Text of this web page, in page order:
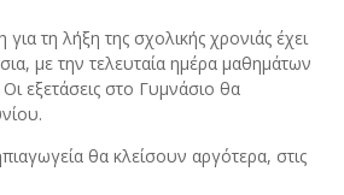
τη λήξη της σχολικής χρονιάς έχει
με την τελευταία ημέρα μαθημάτων
εξετάσεις στο Γυμνάσιο θα
θα κλείσουν αργότερα, στις